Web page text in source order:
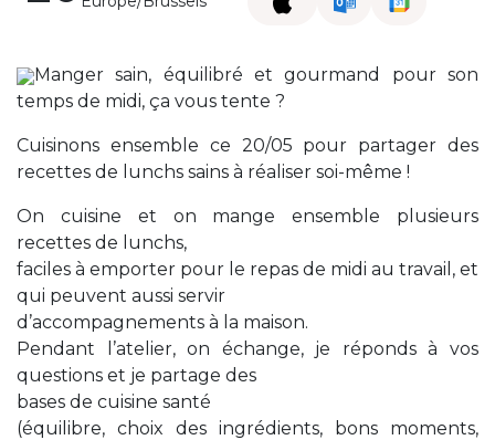
Manger sain, équilibré et gourmand pour son
temps de midi, ça vous tente ?
Cuisinons ensemble ce 20/05 pour partager des
recettes de lunchs sains à réaliser soi-même !
On cuisine et on mange ensemble plusieurs
recettes de lunchs,
faciles à emporter pour le repas de midi au travail, et
qui peuvent aussi servir
d’accompagnements à la maison.
Pendant l’atelier, on échange, je réponds à vos
questions et je partage des
bases de cuisine santé
(équilibre, choix des ingrédients, bons moments,